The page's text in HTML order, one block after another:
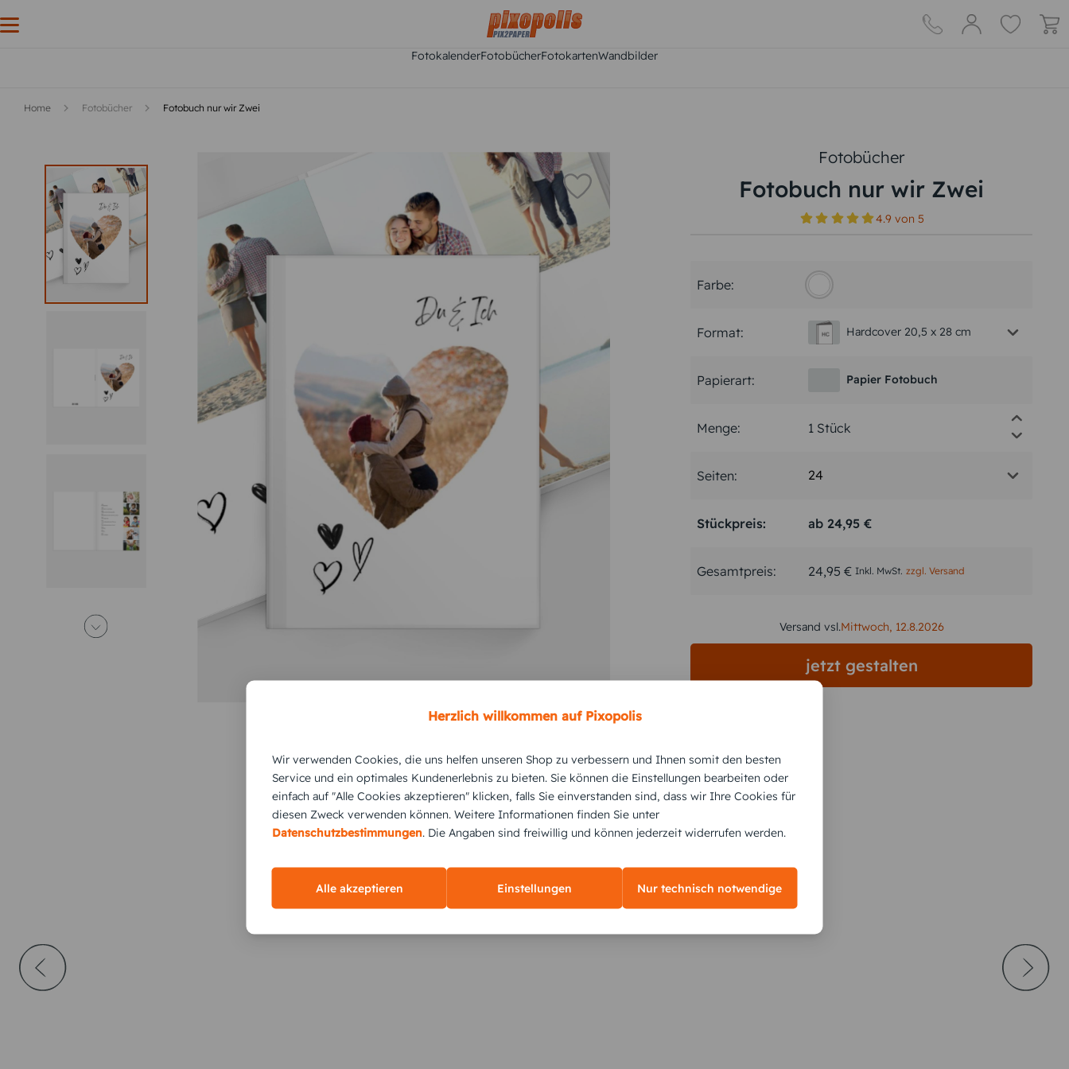
FotokalenderFotobücherFotokartenWandbilder
Home Fotobücher Fotobuch nur wir Zwei
Fotobücher
Fotobuch nur wir Zwei
4.9 von 5
Farbe:
Format: Hardcover 20,5 x 28 cm
Papierart: Papier Fotobuch
Menge:
Seiten: 24
Stückpreis: ab 24,95 €
Gesamtpreis: 24,95 € Inkl. MwSt. zzgl. Versand
Versand vsl.Mittwoch, 12.8.2026
jetzt gestalten
KUNDEN GEFÄLLT AUCH
Herzlich willkommen auf Pixopolis
Wir verwenden Cookies, die uns helfen unseren Shop zu verbessern und Ihnen somit den besten
Service und ein optimales Kundenerlebnis zu bieten. Sie können die Einstellungen bearbeiten oder
einfach auf "Alle Cookies akzeptieren" klicken, falls Sie einverstanden sind, dass wir Ihre Cookies für
diesen Zweck verwenden können. Weitere Informationen finden Sie unter
Datenschutzbestimmungen. Die Angaben sind freiwillig und können jederzeit widerrufen werden.
Alle akzeptieren Einstellungen Nur technisch notwendige